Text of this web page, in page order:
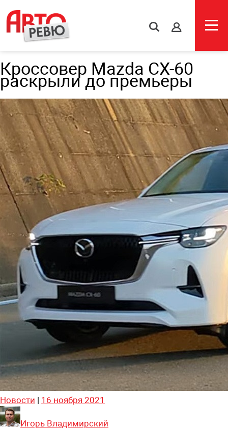
s
Кроссовер Mazda CX-60
раскрыли до премьеры
Новости | 16 ноября 2021
Игорь Владимирский